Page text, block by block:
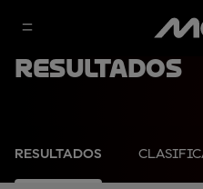
Resultados
RESULTADOS